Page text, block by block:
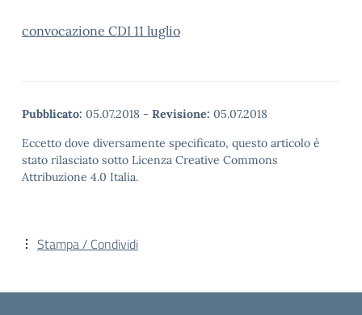
convocazione CDI 11 luglio
Pubblicato: 05.07.2018 - Revisione: 05.07.2018
Eccetto dove diversamente specificato, questo articolo è
stato rilasciato sotto Licenza Creative Commons
Attribuzione 4.0 Italia.
Stampa / Condividi